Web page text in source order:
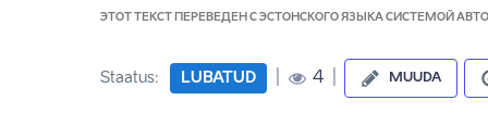
ЭТОТ ТЕКСТ ПЕРЕВЕДЕН С ЭСТОНСКОГО ЯЗЫКА СИСТЕМОЙ
Staatus: LUBATUD 4 MUUDA